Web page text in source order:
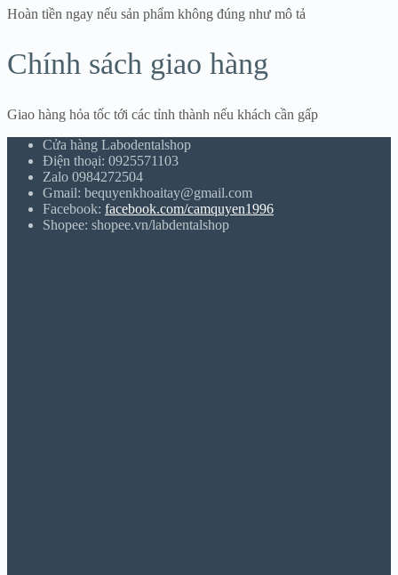
Hoàn tiền ngay nếu sản phẩm không đúng như mô tả
Chính sách giao hàng
Giao hàng hỏa tốc tới các tỉnh thành nếu khách cần gấp
Cửa hàng Labodentalshop
Điện thoại: 0925571103
Zalo 0984272504
Gmail: bequyenkhoaitay@gmail.com
Facebook: facebook.com/camquyen1996
Shopee: shopee.vn/labdentalshop